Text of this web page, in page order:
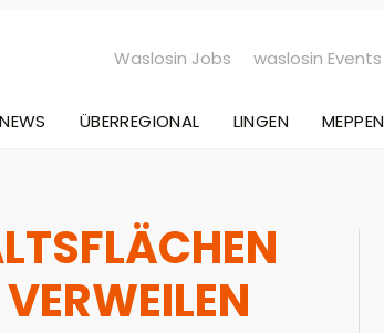
Waslosin Jobs waslosin Events
NEWS ÜBERREGIONAL LINGEN MEPPEN